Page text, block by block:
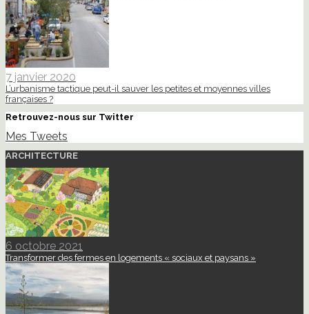
7 janvier 2020
L’urbanisme tactique peut-il sauver les petites et moyennes villes
françaises ?
Retrouvez-nous sur Twitter
Mes Tweets
ARCHITECTURE
6 octobre 2021
Transformer des fermes en logements « sociaux et paysans »